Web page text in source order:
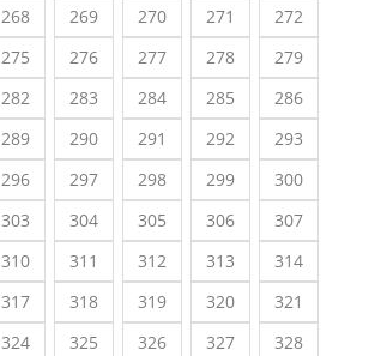
268 269 270 271
272
275 276 277 278
279
282 283 284 285
286
289 290 291 292
293
296 297 298 299
300
303 304 305 306
307
310 311 312 313
314
317 318 319 320
321
324 325 326 327
328